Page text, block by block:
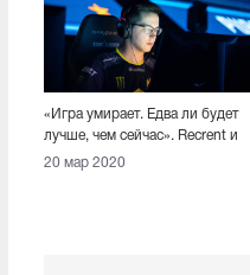
«Игра умирает. Едва ли будет
лучше, чем сейчас». Recrent и
Ubica ушли из PUBG
20 мар 2020